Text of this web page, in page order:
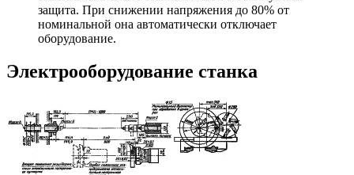
защита. При снижении напряжения до 80% от
номинальной она автоматически отключает
оборудование.
Электрооборудование станка